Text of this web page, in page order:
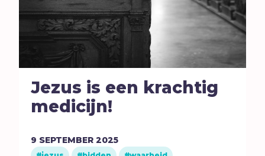
Jezus is een krachtig
medicijn!
9 SEPTEMBER 2025